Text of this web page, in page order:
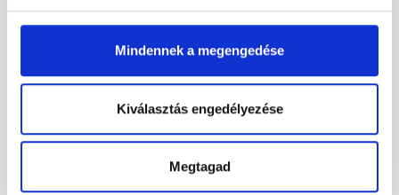
Mindennek a megengedése
Kiválasztás engedélyezése
Megtagad
Nőgyógyász - Nőgyógyászat
Nőgyógyászat TERÜLETHEZ KAPCSOLÓDÓ